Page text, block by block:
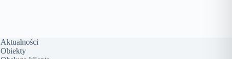
Aktualności
Obiekty